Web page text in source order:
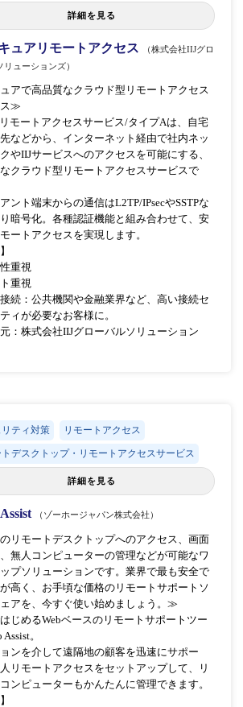
詳細を見る
ュアリモートアクセス
（株式会社IIJグロ
リューションズ）
アで高品質なクラウド型リモートアクセス
ス≫
モートアクセスサービス/タイプAは、自宅
などから、インターネット経由で社内ネッ
やIIJサービスへのアクセスを可能にする、
クラウド型リモートアクセスサービスで
ント端末からの通信はL2TP/IPsecやSSTPな
暗号化。各種認証機能と組み合わせて、安
ートアクセスを実現します。
重視
重視
接続：公共機関や金融業界など、高い接続セ
ィが必要なお客様に。
元：株式会社IIJグローバルソリューション
ティ対策 リモートアクセス
トデスクトップ・リモートアクセスサービス
詳細を見る
（ゾーホージャパン株式会社）
リモートデスクトップへのアクセス、画面
無人コンピューターの管理などが可能なワ
プソリューションです。業界で最も安全で
高く、お手頃な価格のリモートサポートソ
アを、今すぐ使い始めましょう。≫
じめるWebベースのリモートサポートツー
。
ンを介して遠隔地の顧客を迅速にサポー
人リモートアクセスをセットアップして、リ
ンピューターもかんたんに管理できます。